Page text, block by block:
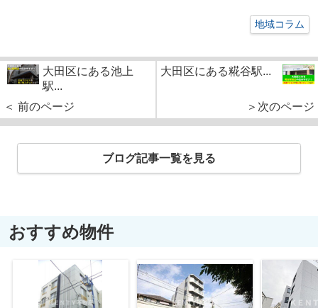
地域コラム
大田区にある池上
駅...
＜ 前のページ
大田区にある糀谷駅...
＞次のページ
ブログ記事一覧を見る
おすすめ物件